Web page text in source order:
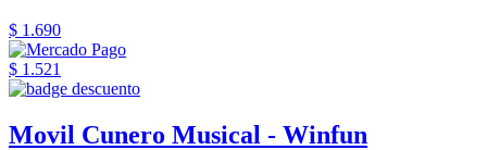
$ 1.690
$ 1.521
Movil Cunero Musical - Winfun